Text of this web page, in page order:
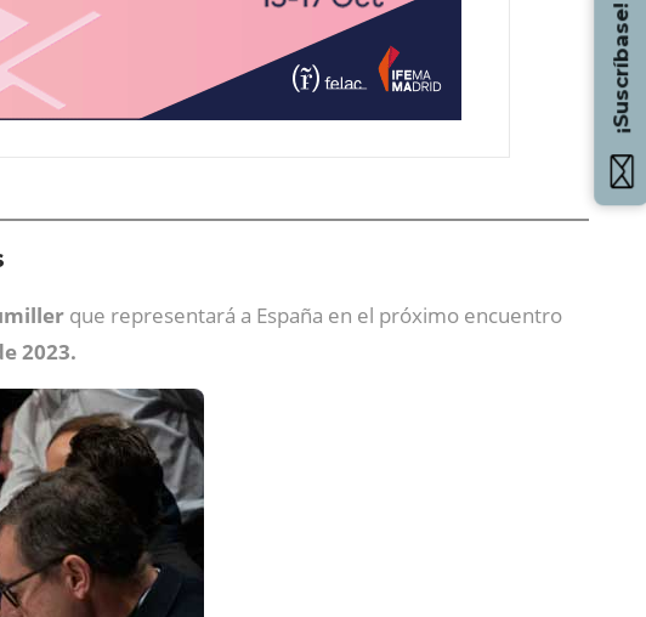
que representará a España en el próximo encuentro
2023.
¡Suscríbase!